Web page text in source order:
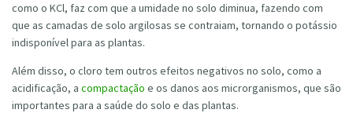
como o KCl, faz com que a umidade no solo diminua, fazendo com
que as camadas de solo argilosas se contraiam, tornando o potássio
indisponível para as plantas.
Além disso, o cloro tem outros efeitos negativos no solo, como a
acidificação, a compactação e os danos aos microrganismos, que são
importantes para a saúde do solo e das plantas.